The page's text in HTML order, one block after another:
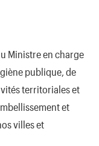
Ministre en charge
publique, de
territoriales et
et
villes et